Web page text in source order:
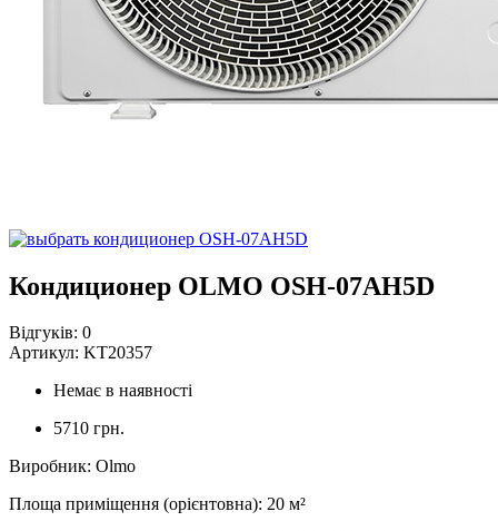
Кондиционер OLMO OSH-07AH5D
Відгуків: 0
Артикул: KT20357
Немає в наявності
5710 грн.
Виробник: Olmo
Площа приміщення (орієнтовна): 20 м²